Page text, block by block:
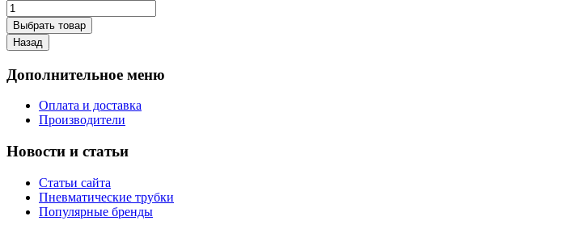
Дополнительное меню
Оплата и доставка
Производители
Новости и статьи
Статьи сайта
Пневматические трубки
Популярные бренды